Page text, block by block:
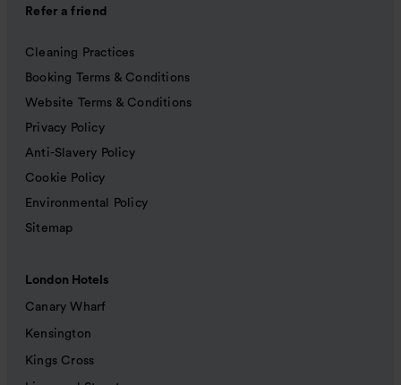
Refer a friend
Cleaning Practices
Booking Terms & Conditions
Website Terms & Conditions
Privacy Policy
Anti-Slavery Policy
Cookie Policy
Environmental Policy
Sitemap
London Hotels
Canary Wharf
Kensington
Kings Cross